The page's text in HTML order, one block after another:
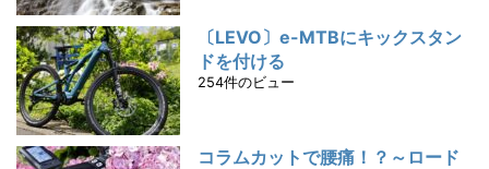
〔LEVO〕e-MTBにキックスタン
ドを付ける
254件のビュー
コラムカットで腰痛！？～ロード